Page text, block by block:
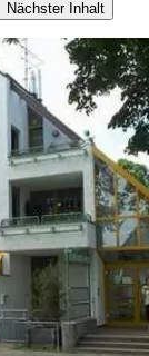
Nächster Inhalt